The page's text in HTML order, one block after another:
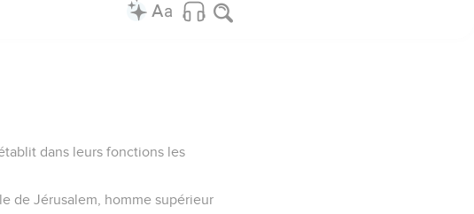
dans leurs fonctions les
de Jérusalem, homme supérieur